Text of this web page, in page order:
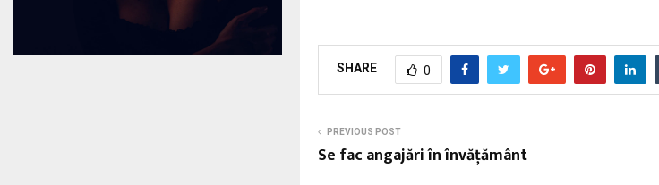
SHARE 0
PREVIOUS POST
Se fac angajări în învățământ